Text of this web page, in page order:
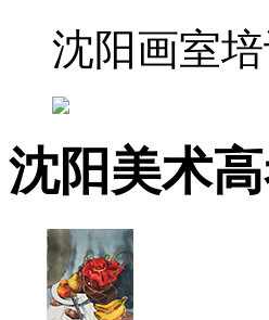
沈阳画室
沈阳美术